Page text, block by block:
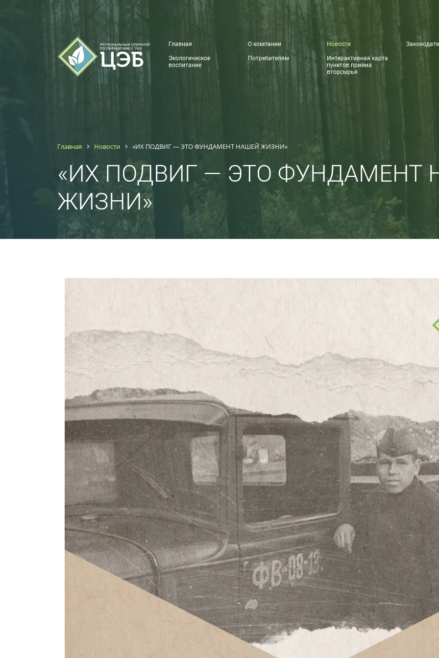
Главная О компании Новости
Экологическое
воспитание
Потребителям
Интерактивная карта
пунктов приёма
вторсырья
Главная Новости «ИХ ПОДВИГ — ЭТО ФУНДАМЕНТ НАШЕЙ ЖИЗНИ»
«ИХ ПОДВИГ — ЭТО ФУНДАМЕНТ
ЖИЗНИ»